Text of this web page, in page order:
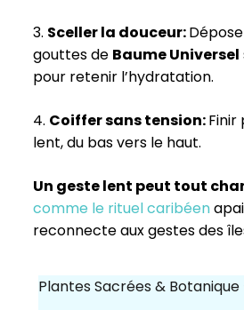
3. Sceller la douceur:
gouttes de Baume Universel
pour retenir l’hydratation.
4. Coiffer sans tension:Finir
lent, du bas vers le haut.
Un geste lent peut tout
comme le rituel caribéen
reconnecte aux gestes des
Plantes Sacrées &